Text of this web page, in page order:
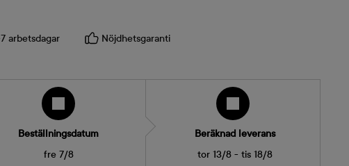
arbetsdagar Nöjdhetsgaranti
Beställningsdatum
fre 7/8
Beräknad leverans
tor 13/8 - tis 18/8